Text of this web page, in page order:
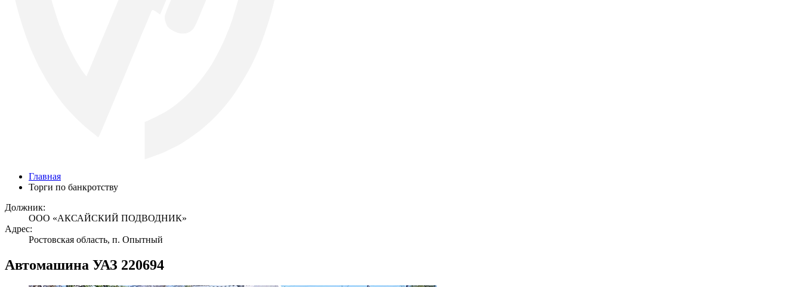
Главная
Торги по банкротству
Должник:
ООО «АКСАЙСКИЙ ПОДВОДНИК»
Адрес:
Ростовская область, п. Опытный
Автомашина УАЗ 220694